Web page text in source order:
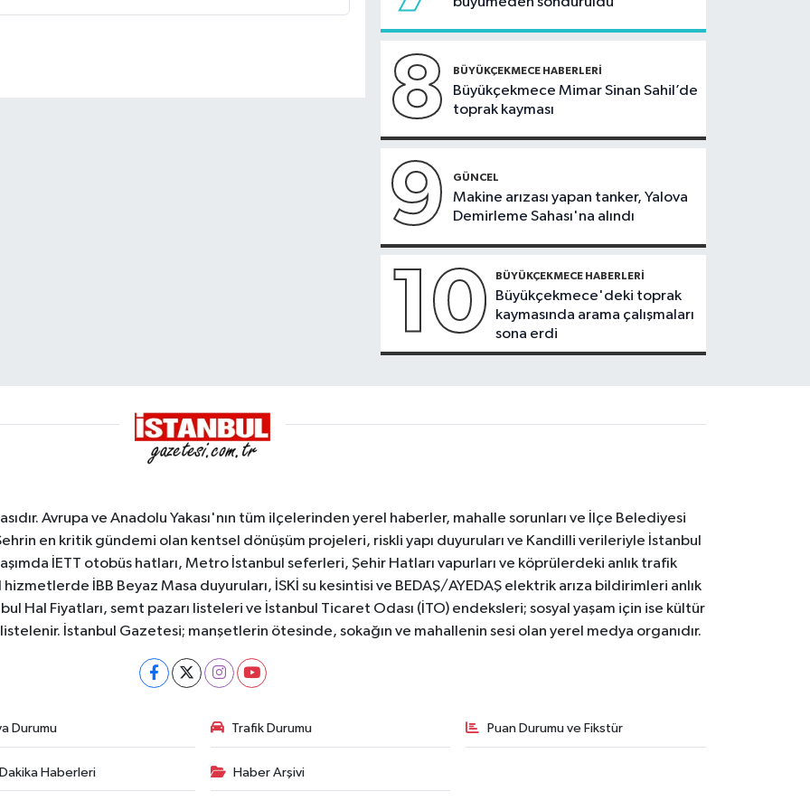
8 BÜYÜKÇEKMECE HABERLERI
Büyükçekmece Mimar Sinan Sahil’de
toprak kayması
9 GÜNCEL
Makine arızası yapan tanker, Yalova
Demirleme Sahası'na alındı
10 BÜYÜKÇEKMECE HABERLERI
Büyükçekmece'deki toprak
kaymasında arama çalışmaları
sona erdi
Avrupa ve Anadolu Yakası'nın tüm ilçelerinden yerel haberler, mahalle sorunları ve İlçe Belediyesi
en kritik gündemi olan kentsel dönüşüm projeleri, riskli yapı duyuruları ve Kandilli verileriyle İstanbul
İETT otobüs hatları, Metro İstanbul seferleri, Şehir Hatları vapurları ve köprülerdeki anlık trafik
İBB Beyaz Masa duyuruları, İSKİ su kesintisi ve BEDAŞ/AYEDAŞ elektrik arıza bildirimleri anlık
Hal Fiyatları, semt pazarı listeleri ve İstanbul Ticaret Odası (İTO) endeksleri; sosyal yaşam için ise kültür
İstanbul Gazetesi; manşetlerin ötesinde, sokağın ve mahallenin sesi olan yerel medya organıdır.
Durumu Trafik Durumu Puan Durumu ve Fikstür
Haberleri Haber Arşivi